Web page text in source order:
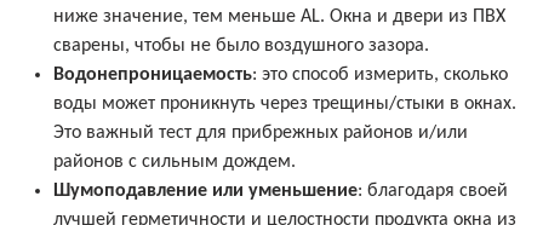
ниже значение, тем меньше AL. Окна и двери из ПВХ
сварены, чтобы не было воздушного зазора.
Водонепроницаемость: это способ измерить, сколько
воды может проникнуть через трещины/стыки в окнах.
Это важный тест для прибрежных районов и/или
районов с сильным дождем.
Шумоподавление или уменьшение: благодаря своей
лучшей герметичности и целостности продукта окна из